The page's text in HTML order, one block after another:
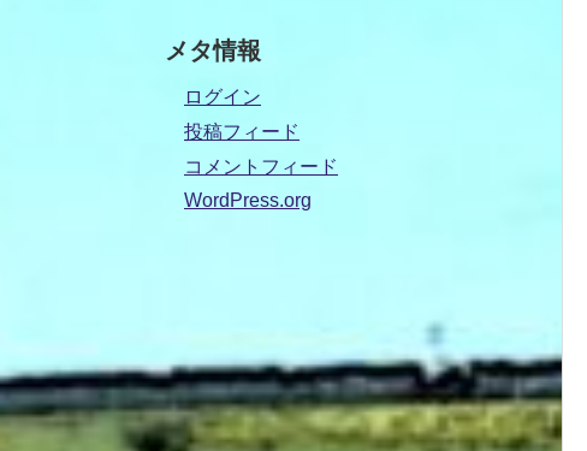
メタ情報
ログイン
投稿フィード
コメントフィード
WordPress.org